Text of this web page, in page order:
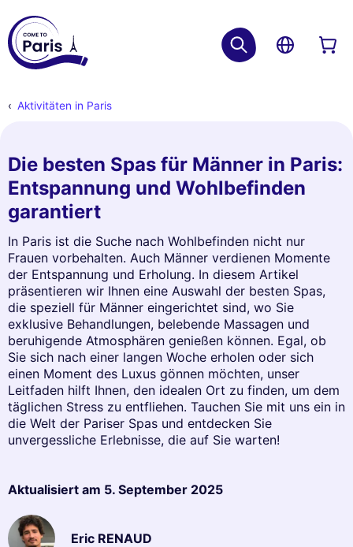
Aktivitäten in Paris
Die besten Spas für Männer in Paris:
Entspannung und Wohlbefinden
garantiert
In Paris ist die Suche nach Wohlbefinden nicht nur
Frauen vorbehalten. Auch Männer verdienen Momente
der Entspannung und Erholung. In diesem Artikel
präsentieren wir Ihnen eine Auswahl der besten Spas,
die speziell für Männer eingerichtet sind, wo Sie
exklusive Behandlungen, belebende Massagen und
beruhigende Atmosphären genießen können. Egal, ob
Sie sich nach einer langen Woche erholen oder sich
einen Moment des Luxus gönnen möchten, unser
Leitfaden hilft Ihnen, den idealen Ort zu finden, um dem
täglichen Stress zu entfliehen. Tauchen Sie mit uns ein in
die Welt der Pariser Spas und entdecken Sie
unvergessliche Erlebnisse, die auf Sie warten!
Aktualisiert am 5. September 2025
Eric RENAUD